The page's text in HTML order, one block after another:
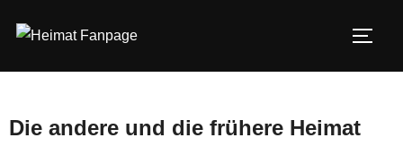
Inhalt
Die andere und die frühere Heimat